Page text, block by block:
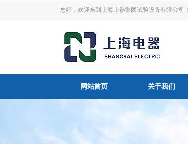
您好，欢迎来到上海上器集团试验设备有限公司！
网站首页 关于我们